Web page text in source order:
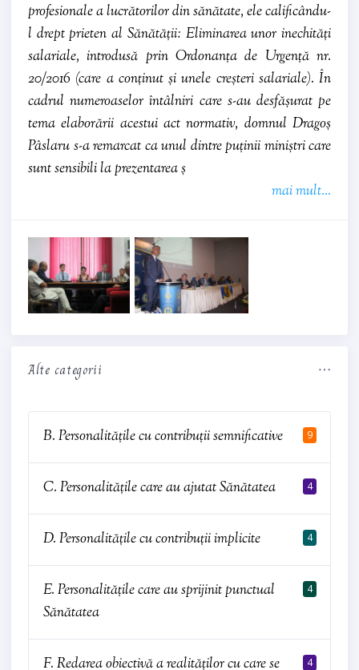
profesionale a lucrătorilor din sănătate, ele calificându-
l drept prieten al Sănătății: Eliminarea unor inechități
salariale, introdusă prin Ordonanța de Urgență nr.
20/2016 (care a conținut și unele creșteri salariale). În
cadrul numeroaselor întâlniri care s-au desfășurat pe
tema elaborării acestui act normativ, domnul Dragoș
Pâslaru s-a remarcat ca unul dintre puținii miniștri care
sunt sensibili la prezentarea ș
mai mult...
Alte categorii
9
B. Personalitățile cu contribuții semnificative
4
C. Personalitățile care au ajutat Sănătatea
4
D. Personalitățile cu contribuții implicite
4
E. Personalitățile care au sprijinit punctual
Sănătatea
4
F. Redarea obiectivă a realităților cu care se